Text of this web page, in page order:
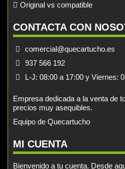
Original vs compatible
CONTACTA CON
comercial@quecartucho.es
937 566 192
L-J: 08:00 a 17:00 y Viernes:
Empresa dedicada a la venta de
precios muy asequibles.
Equipo de Quecartucho
MI CUENTA
Bienvenido a tu cuenta. Desde